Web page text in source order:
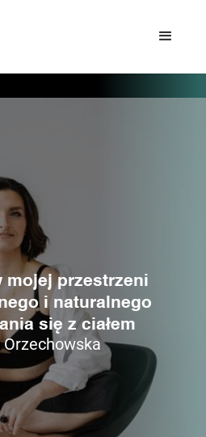
mojej przestrzeni
i naturalnego
się z ciałem